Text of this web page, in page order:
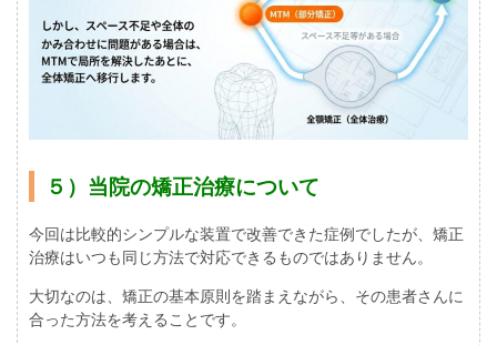
５）当院の矯正治療について
今回は比較的シンプルな装置で改善できた症例でしたが、矯正
治療はいつも同じ方法で対応できるものではありません。
大切なのは、矯正の基本原則を踏まえながら、その患者さんに
合った方法を考えることです。